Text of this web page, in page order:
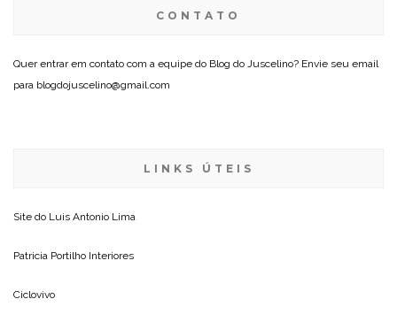
CONTATO
Quer entrar em contato com a equipe do Blog do Juscelino? Envie seu email
para blogdojuscelino@gmail.com
LINKS ÚTEIS
Site do Luis Antonio Lima
Patricia Portilho Interiores
Ciclovivo